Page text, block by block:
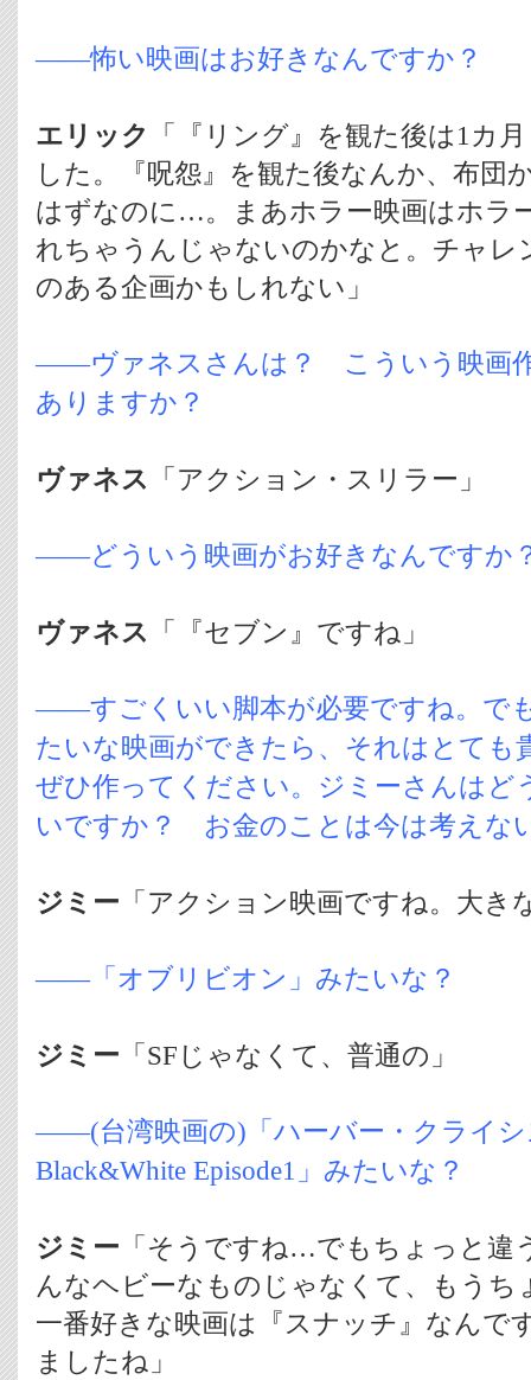
――怖い映画はお好きなんですか？
エリック
「『リング』を観た後は1カ
した。『呪怨』を観た後なんか、布団
はずなのに…。まあホラー映画はホラ
れちゃうんじゃないのかなと。チャレ
のある企画かもしれない」
――ヴァネスさんは？ こういう映画
ありますか？
ヴァネス 「アクション・スリラー」
――どういう映画がお好きなんですか
ヴァネス 「『セブン』ですね」
――すごくいい脚本が必要ですね。で
たいな映画ができたら、それはとて
ぜひ作ってください。ジミーさんはど
いですか？ お金のことは今は考えな
ジミー 「アクション映画ですね。大き
――「オブリビオン」みたいな？
ジミー 「SFじゃなくて、普通の」
――(台湾映画の)「ハーバー・クライシ
Black&White Episode1」みたいな？
ジミー 「そうですね…でもちょっと違
んなヘビーなものじゃなくて、もうち
一番好きな映画は『スナッチ』なんで
ましたね」